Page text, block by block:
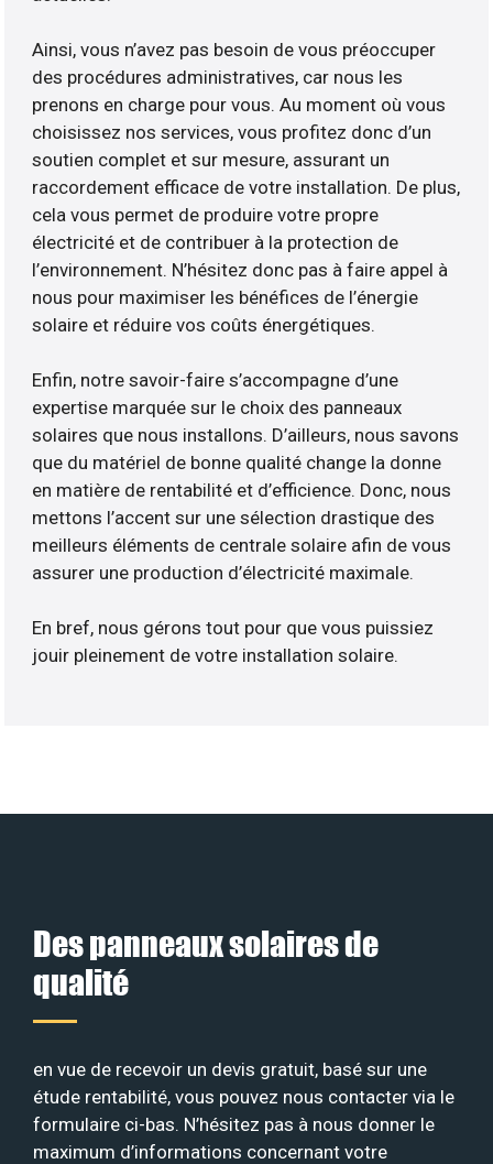
Ainsi, vous n’avez pas besoin de vous préoccuper
des procédures administratives, car nous les
prenons en charge pour vous. Au moment où vous
choisissez nos services, vous profitez donc d’un
soutien complet et sur mesure, assurant un
raccordement efficace de votre installation. De plus,
cela vous permet de produire votre propre
électricité et de contribuer à la protection de
l’environnement. N’hésitez donc pas à faire appel à
nous pour maximiser les bénéfices de l’énergie
solaire et réduire vos coûts énergétiques.
Enfin, notre savoir-faire s’accompagne d’une
expertise marquée sur le choix des panneaux
solaires que nous installons. D’ailleurs, nous savons
que du matériel de bonne qualité change la donne
en matière de rentabilité et d’efficience. Donc, nous
mettons l’accent sur une sélection drastique des
meilleurs éléments de centrale solaire afin de vous
assurer une production d’électricité maximale.
En bref, nous gérons tout pour que vous puissiez
jouir pleinement de votre installation solaire.
Des panneaux solaires de
qualité
en vue de recevoir un devis gratuit, basé sur une
étude rentabilité, vous pouvez nous contacter via le
formulaire ci-bas. N’hésitez pas à nous donner le
maximum d’informations concernant votre